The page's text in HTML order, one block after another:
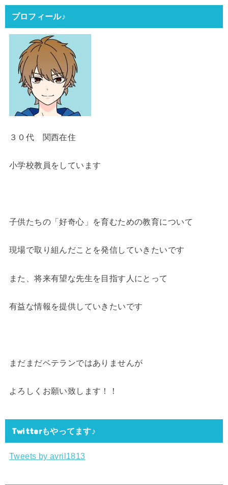
プロフィール♪
３０代 関西在住
小学校教員をしています
子供たちの「好奇心」を育むための教育について
現場で取り組んだことを発信していきたいです
また、将来有望な先生を目指す人にとって
有益な情報を提供していきたいです
まだまだベテランではありませんが
よろしくお願い致します！！
Twitterもやってます♪
Tweets by avril1813